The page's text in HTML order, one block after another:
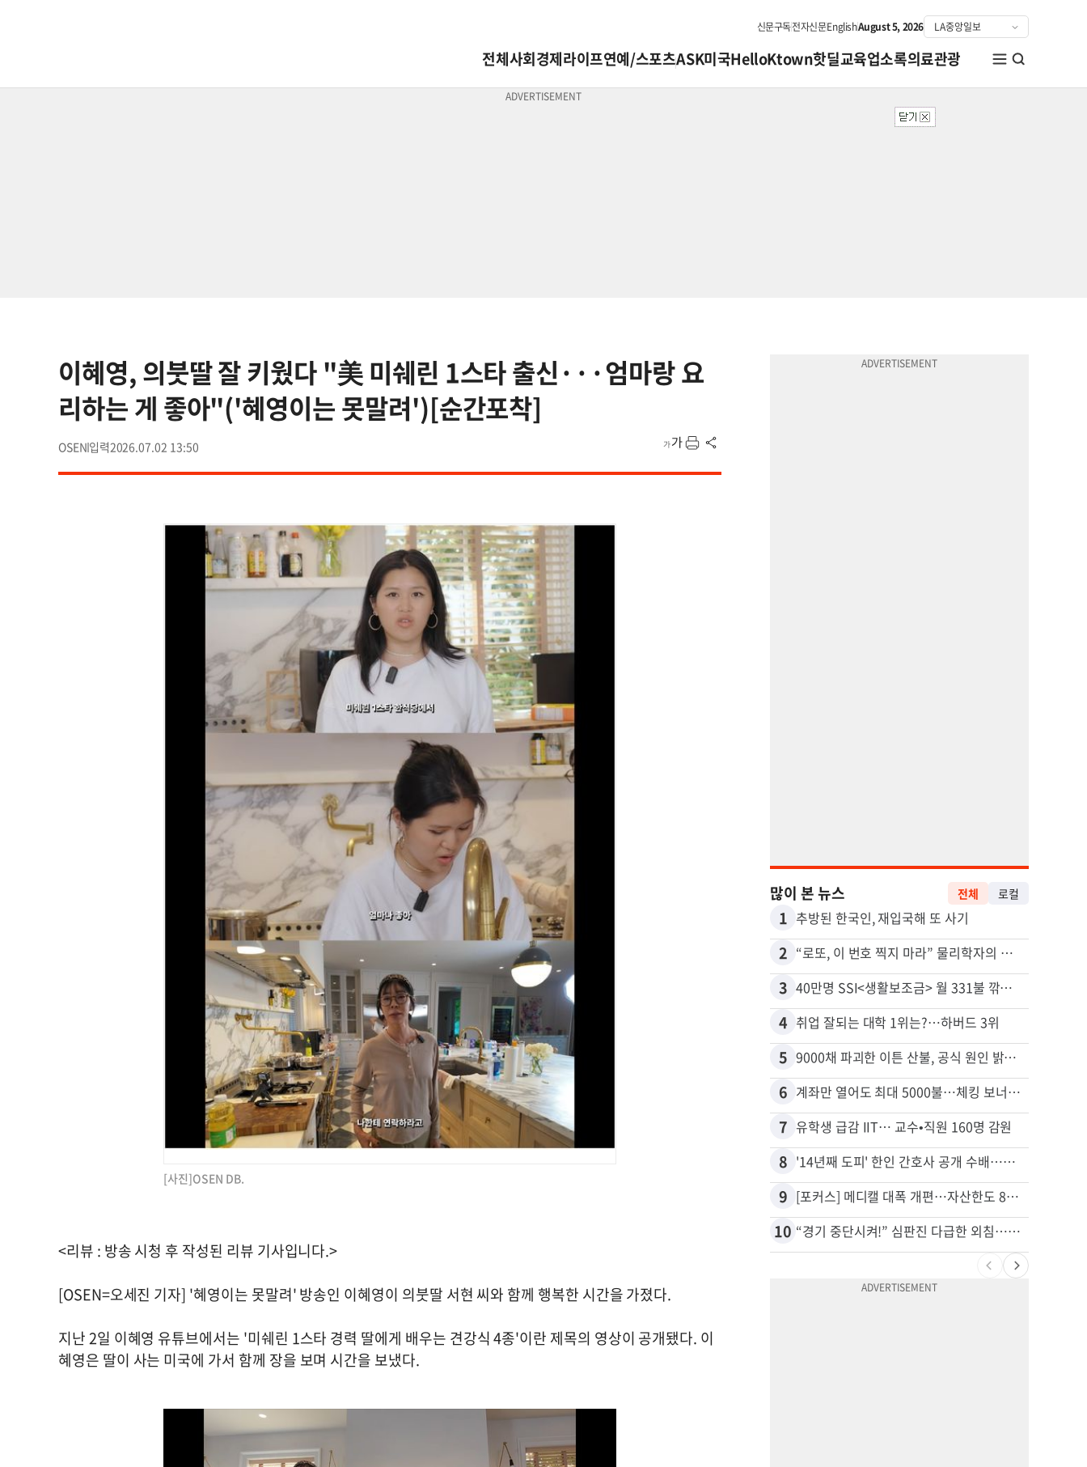
신문구독전자신문EnglishAugust 5, 2026
전체사회경제라이프연예/스포츠ASK미국HelloKtown핫딜교육업소록의료관광
이혜영, 의붓딸 잘 키웠다 "美 미쉐린 1스타 출신···엄마랑 요
리하는 게 좋아"('혜영이는 못말려')[순간포착]
OSEN 2026.07.02 13:50
[사진]OSEN DB.
<리뷰 : 방송 시청 후 작성된 리뷰 기사입니다.>
[OSEN=오세진 기자] '혜영이는 못말려' 방송인 이혜영이 의붓딸 서현 씨와 함께 행복한 시간을 가졌다.
지난 2일 이혜영 유튜브에서는 '미쉐린 1스타 경력 딸에게 배우는 견강식 4종'이란 제목의 영상이 공개됐다. 이
혜영은 딸이 사는 미국에 가서 함께 장을 보며 시간을 보냈다.
많이 본 뉴스 전체 로컬
1 추방된 한국인, 재입국해 또 사기
2 “로또, 이 번호 찍지 마라” 물리학자의 당첨금 높이는 비밀
3 40만명 SSI<생활보조금> 월 331불 깎이나
4 취업 잘되는 대학 1위는?…하버드 3위
5 9000채 파괴한 이튼 산불, 공식 원인 밝혀졌다
6 계좌만 열어도 최대 5000불…체킹 보너스 무한 경쟁
7 유학생 급감 IIT… 교수•직원 160명 감원
8 '14년째 도피' 한인 간호사 공개 수배…메디케어 사기 유죄
9 [포커스] 메디캘 대폭 개편…자산한도 84% 축소
10 “경기 중단시켜!” 심판진 다급한 외침…폭염에 야구팬 쓰러졌다